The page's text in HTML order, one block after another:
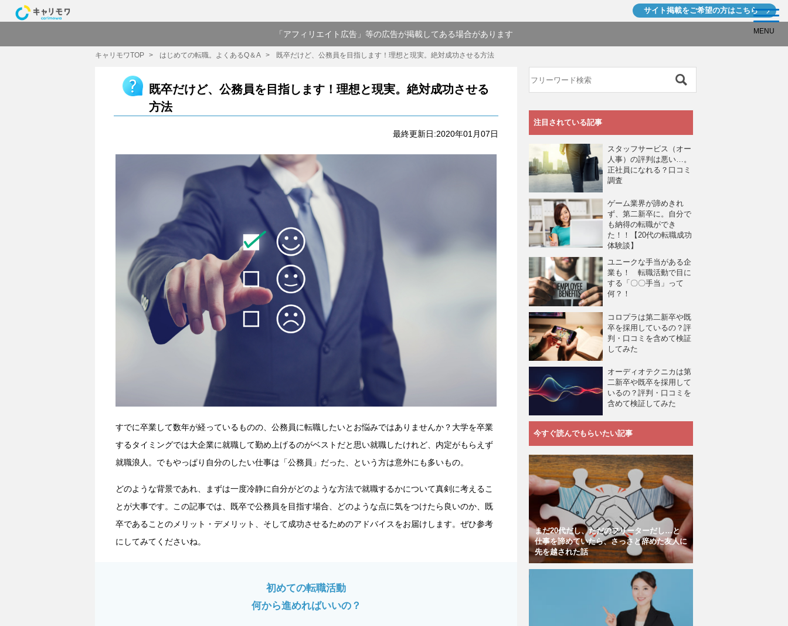
サイト掲載をご希望の方はこちら
「アフィリエイト広告」等の広告が掲載してある場合があります MENU
キャリモワTOP はじめての転職。よくあるQ＆A 既卒だけど、公務員を目指します！理想と現実。絶対成功させる方法
既卒だけど、公務員を目指します！理想と現実。絶対成功させる
方法
最終更新日:2020年01月07日
すでに卒業して数年が経っているものの、公務員に転職したいとお悩みではありませんか？大学を卒業
するタイミングでは大企業に就職して勤め上げるのがベストだと思い就職したけれど、内定がもらえず
就職浪人。でもやっぱり自分のしたい仕事は「公務員」だった、という方は意外にも多いもの。
どのような背景であれ、まずは一度冷静に自分がどのような方法で就職するかについて真剣に考えるこ
とが大事です。この記事では、既卒で公務員を目指す場合、どのような点に気をつけたら良いのか、既
卒であることのメリット・デメリット、そして成功させるためのアドバイスをお届けします。ぜひ参考
にしてみてくださいね。
初めての転職活動
何から進めればいいの？
注目されている記事
スタッフサービス（オー
人事）の評判は悪い…。
正社員になれる？口コミ
調査
ゲーム業界が諦めきれ
ず、第二新卒に。自分で
も納得の転職ができ
た！！【20代の転職成功
体験談】
ユニークな手当がある企
業も！ 転職活動で目に
する「〇〇手当」って
何？！
コロプラは第二新卒や既
卒を採用しているの？評
判・口コミを含めて検証
してみた
オーディオテクニカは第
二新卒や既卒を採用して
いるの？評判・口コミを
含めて検証してみた
今すぐ読んでもらいたい記事
まだ20代だし、ただのフリーターだし…と
仕事を諦めていたら、さっさと辞めた友人に
先を越された話